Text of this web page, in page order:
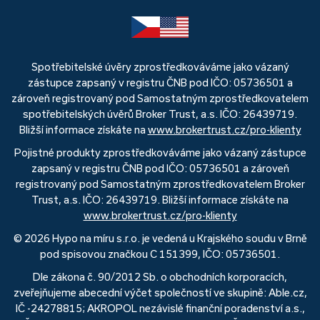
Spotřebitelské úvěry zprostředkováváme jako vázaný
zástupce zapsaný v registru ČNB pod IČO: 05736501 a
zároveň registrovaný pod Samostatným zprostředkovatelem
spotřebitelských úvěrů Broker Trust, a.s. IČO: 26439719.
Bližší informace získáte na www.brokertrust.cz/pro-klienty
Pojistné produkty zprostředkováváme jako vázaný zástupce
zapsaný v registru ČNB pod IČO: 05736501 a zároveň
registrovaný pod Samostatným zprostředkovatelem Broker
Trust, a.s. IČO: 26439719. Bližší informace získáte na
www.brokertrust.cz/pro-klienty
© 2026 Hypo na míru s.r.o. je vedená u Krajského soudu v Brně
pod spisovou značkou C 151399, IČO: 05736501.
Dle zákona č. 90/2012 Sb. o obchodních korporacích,
zveřejňujeme abecední výčet společností ve skupině: Able.cz,
IČ -24278815; AKROPOL nezávislé finanční poradenství a.s.,